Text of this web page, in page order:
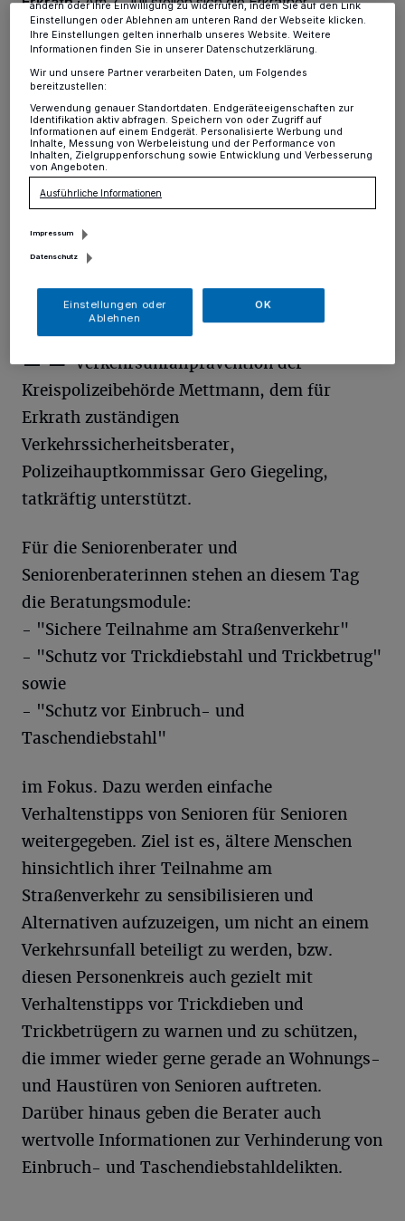
Sicherheitsberater des Aktionsbündnisses
Seniorensicherheit ("ASS!") in der Zeit von 9 bis 11
Uhr auf dem Erkrather Wochenmarkt wieder einmal
persönlich und mit ihren Aktivitäten einer breiten
Öffentlichkeit in der Stadt Erkrath vor.
05.07.2017 , 13:13 Uhr
H ierbei werden sie von der
Verkehrsunfallprävention der
Kreispolizeibehörde Mettmann, dem für
Erkrath zuständigen
Verkehrssicherheitsberater,
Polizeihauptkommissar Gero Giegeling,
tatkräftig unterstützt.
Für die Seniorenberater und
Seniorenberaterinnen stehen an diesem Tag
die Beratungsmodule:
- "Sichere Teilnahme am Straßenverkehr"
- "Schutz vor Trickdiebstahl und Trickbetrug"
sowie
- "Schutz vor Einbruch- und
Taschendiebstahl"
im Fokus. Dazu werden einfache
Verhaltenstipps von Senioren für Senioren
weitergegeben. Ziel ist es, ältere Menschen
hinsichtlich ihrer Teilnahme am
Straßenverkehr zu sensibilisieren und
Alternativen aufzuzeigen, um nicht an einem
Verkehrsunfall beteiligt zu werden, bzw.
diesen Personenkreis auch gezielt mit
Verhaltenstipps vor Trickdieben und
Trickbetrügern zu warnen und zu schützen,
die immer wieder gerne gerade an Wohnungs-
und Haustüren von Senioren auftreten.
Darüber hinaus geben die Berater auch
wertvolle Informationen zur Verhinderung von
Einbruch- und Taschendiebstahldelikten.
ändern oder Ihre Einwilligung zu widerrufen, indem Sie auf den Link
Einstellungen oder Ablehnen am unteren Rand der Webseite klicken.
Ihre Einstellungen gelten innerhalb unseres Website. Weitere
Informationen finden Sie in unserer Datenschutzerklärung.
Wir und unsere Partner verarbeiten Daten, um Folgendes
bereitzustellen:
Verwendung genauer Standortdaten. Endgeräteeigenschaften zur
Identifikation aktiv abfragen. Speichern von oder Zugriff auf
Informationen auf einem Endgerät. Personalisierte Werbung und
Inhalte, Messung von Werbeleistung und der Performance von
Inhalten, Zielgruppenforschung sowie Entwicklung und Verbesserung
von Angeboten.
Ausführliche Informationen
Impressum
Datenschutz
Einstellungen oder
Ablehnen
OK